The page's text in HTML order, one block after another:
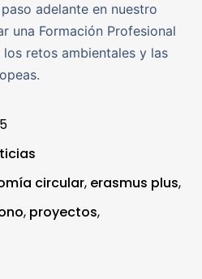
adelante en nuestro
una Formación Profesional
retos ambientales y las
circular, erasmus plus,
, proyectos,